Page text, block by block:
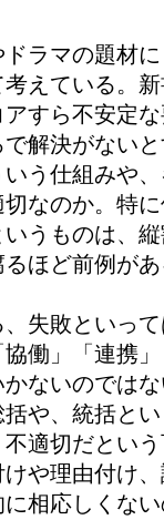
ラマの題材
えている。
アすら不安定
解決がない
う仕組みや
なのか。特
うものは、
ほど前例が
失敗といっ
働」「連携
ないのでは
や、統括と
適切だとい
や理由付け
相応しくな